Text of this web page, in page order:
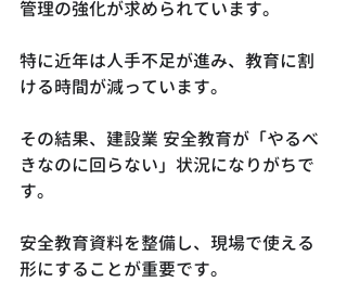
管理の強化が求められています。
特に近年は人手不足が進み、教育に割
ける時間が減っています。
その結果、建設業 安全教育が「やるべ
きなのに回らない」状況になりがちで
す。
安全教育資料を整備し、現場で使える
形にすることが重要です。